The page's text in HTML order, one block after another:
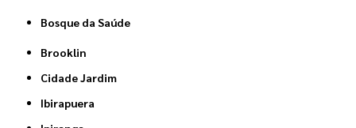
Bosque da Saúde
Brooklin
Cidade Jardim
Ibirapuera